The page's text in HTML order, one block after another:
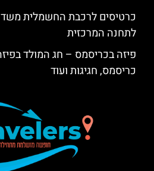
כרטיסים לרכבת החשמלית
לתחנה המרכזית
פיזה בכריסמס – חג המולד
כריסמס, חגיגות ועוד